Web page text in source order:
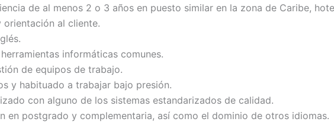
de al menos 2 o 3 años en puesto similar en la zona de Caribe,
al cliente.
informáticas comunes.
de equipos de trabajo.
y habituado a trabajar bajo presión.
con alguno de los sistemas estandarizados de calidad.
en postgrado y complementaria, así como el dominio de otros idiomas.